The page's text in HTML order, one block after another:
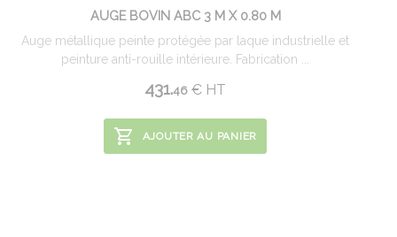
AUGE BOVIN ABC 3 M X 0.80 M
Auge métallique peinte protégée par laque industrielle et
peinture anti-rouille intérieure. Fabrication ...
431.46 € HT
AJOUTER AU PANIER